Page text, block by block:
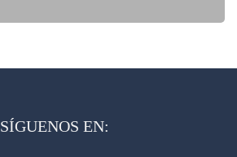
SÍGUENOS EN: